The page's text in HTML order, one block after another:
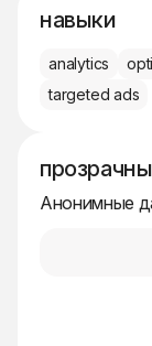
навыки
analytics
targeted ads
Анонимные